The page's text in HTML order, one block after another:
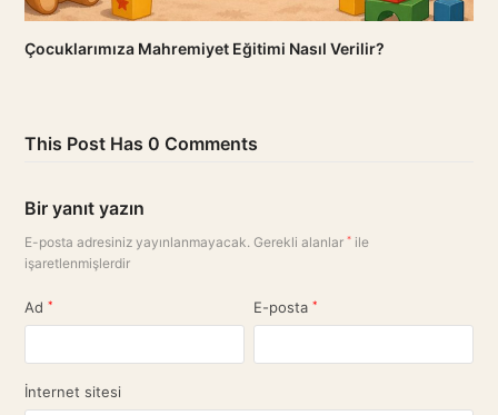
Çocuklarımıza Mahremiyet Eğitimi Nasıl Verilir?
This Post Has 0 Comments
Bir yanıt yazın
E-posta adresiniz yayınlanmayacak. Gerekli alanlar* ile
işaretlenmişlerdir
Ad* E-posta*
İnternet sitesi